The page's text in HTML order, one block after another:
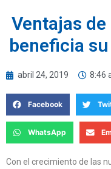
Ventajas
beneficia
abril 24, 2019 8:46
Facebook
WhatsApp
Con el crecimiento de las